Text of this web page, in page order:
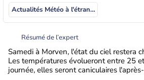
Actualités Météo à l'étranger
Résumé de l’expert
Samedi à Morven, l'état du ciel restera
Les températures évolueront entre 25
journée, elles seront caniculaires